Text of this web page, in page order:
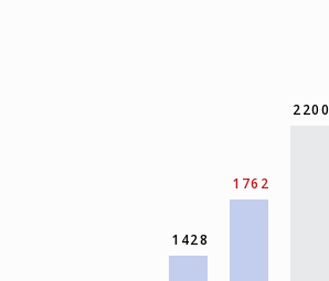
1428
1762
2200